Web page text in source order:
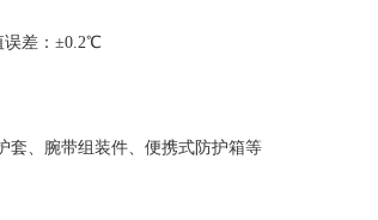
误差：±0.2℃
套、腕带组装件、便携式防护箱等